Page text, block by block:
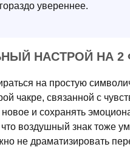
увереннее.
НАСТРОЙ НА 2
на простую
чакре, связанной с
и сохранять
воздушный знак тоже
не драматизировать